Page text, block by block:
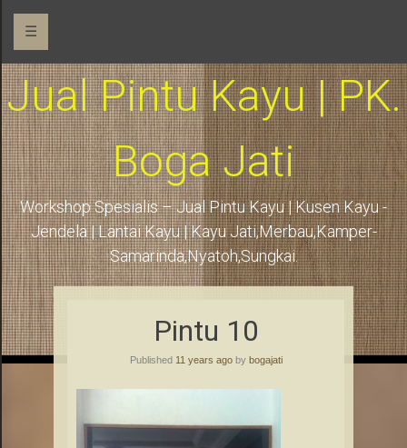
☰
Jual Pintu Kayu | PK.
Boga Jati
Workshop Spesialis – Jual Pintu Kayu | Kusen Kayu -
Jendela | Lantai Kayu | Kayu Jati,Merbau,Kamper-
Samarinda,Nyatoh,Sungkai.
Pintu 10
Published 11 years agoby bogajati